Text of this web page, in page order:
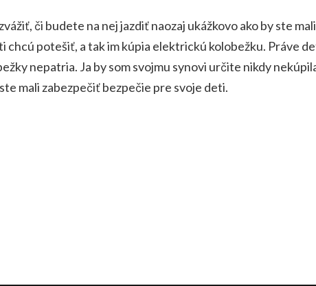
či budete na nej jazdiť naozaj ukážkovo ako by ste
chcú potešiť, a tak im kúpia elektrickú kolobežku. Práve
nepatria. Ja by som svojmu synovi určite nikdy
mali zabezpečiť bezpečie pre svoje deti.